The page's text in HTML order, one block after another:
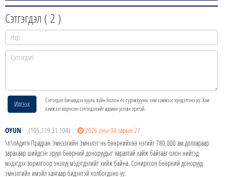
Сэтгэгдэл (2 )
Илгээх
Сэтгэгдэл бичихдээ хууль зүйн болон ёс суртахууны хэм хэмжээг хүндэтгэнэ үү. Хэм
хэмжээг зөрчсөн сэтгэгдэлийг админ устгах эрхтэй.
OYUN (105.119.31.104)
2026 оны 04 сарын 27
\n\nАдитя Прадхан Эмнэлгийн Эмнэлэг нь бөөрнийхөө нэгийг 780,000 ам.доллараар
зарахаар шийдсэн эрүүл бөөрний доноруудыг яаралтай хайж байгааг олон нийтэд
мэдэгдэх зорилгоор энэхүү мэдэгдэлийг хийж байна. Сонирхсон бөөрний донорууд
эмнэлгийн имэйл хаягаар бидэнтэй холбогдоно уу: